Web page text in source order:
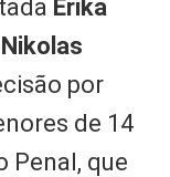
Erika
Nikolas
por
de 14
Penal, que